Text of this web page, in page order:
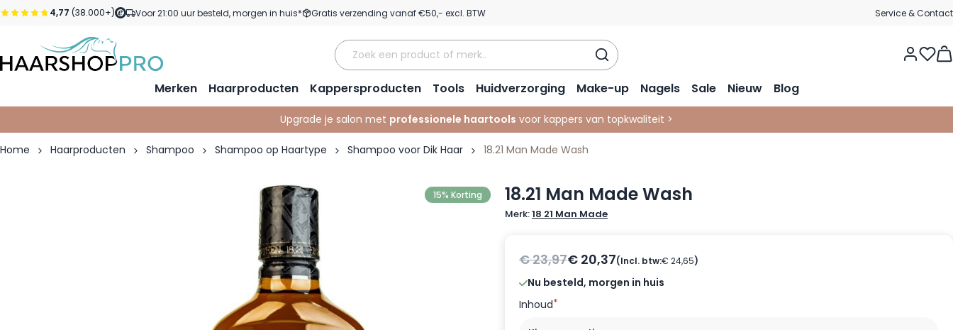
Ga naar de inhoud
4,77 (38.000+) Voor 21:00 uur besteld, morgen in huis* Gratis verzending vanaf €50,- excl. BTW Service & Contact
Merken Haarproducten Kappersproducten Tools Huidverzorging Make-up Nagels Sale Nieuw Blog
Upgrade je salon met professionele haartools voor kappers van topkwaliteit >
Home Haarproducten Shampoo Shampoo op Haartype Shampoo voor Dik Haar 18.21 Man Made Wash
18.21 Man Made Wash
Merk:18 21 Man Made
15% Korting
€ 23,97€ 20,37(Incl. btw:€ 24,65)
Nu besteld, morgen in huis
Inhoud*